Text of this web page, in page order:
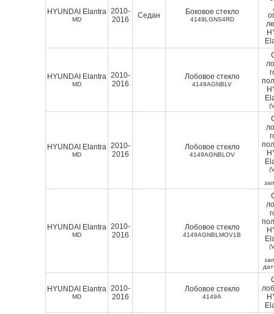
HYUNDAI Elantra
MD
2010-
2016
Седан Боковое стекло
4149LGNS4RD
HYUNDAI Elantra
MD
2010-
2016
Лобовое стекло
4149AGNBLV
HYUNDAI Elantra
MD
2010-
2016
Лобовое стекло
4149AGNBLOV
HYUNDAI Elantra
MD
2010-
2016
Лобовое стекло
4149AGNBLMOV1B
HYUNDAI Elantra
MD
2010-
2016
Лобовое стекло
4149A